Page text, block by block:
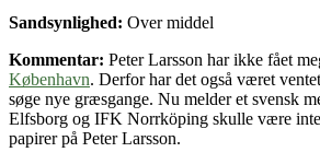
Sandsynlighed: Over middel
Kommentar: Peter Larsson har ikke fået
København. Derfor har det også været
søge nye græsgange. Nu melder et svensk
Elfsborg og IFK Norrköping skulle være
papirer på Peter Larsson.